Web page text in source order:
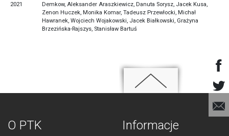
2021
Demkow, Aleksander Araszkiewicz, Danuta Sorysz, Jacek Kusa,
Zenon Huczek, Monika Komar, Tadeusz Przewłocki, Michał
Hawranek, Wojciech Wojakowski, Jacek Białkowski, Grażyna
Brzezińska-Rajszys, Stanisław Bartuś
O PTK Informacje